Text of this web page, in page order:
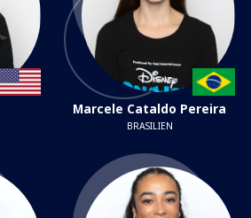
Marcele Cataldo Pereira
BRASILIEN